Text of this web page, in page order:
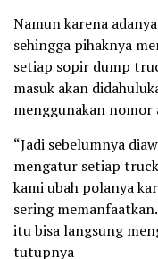
Namun karena
sehingga pihaknya
setiap sopir dump
masuk akan
menggunakan
“Jadi sebelumnya
mengatur setiap
kami ubah polanya
sering
itu bisa langsung
tutupnya